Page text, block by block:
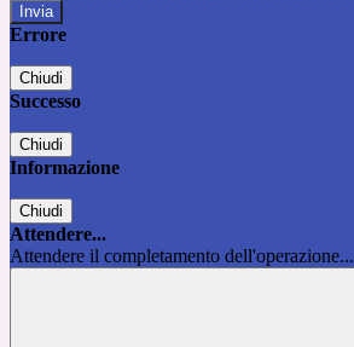
Errore
Chiudi
Successo
Chiudi
Informazione
Chiudi
Attendere...
Attendere il completamento dell'operazione...